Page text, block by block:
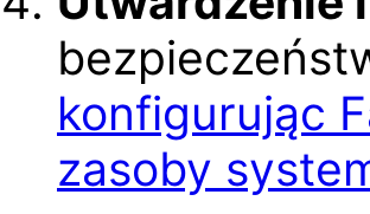
konfigurując
zasoby